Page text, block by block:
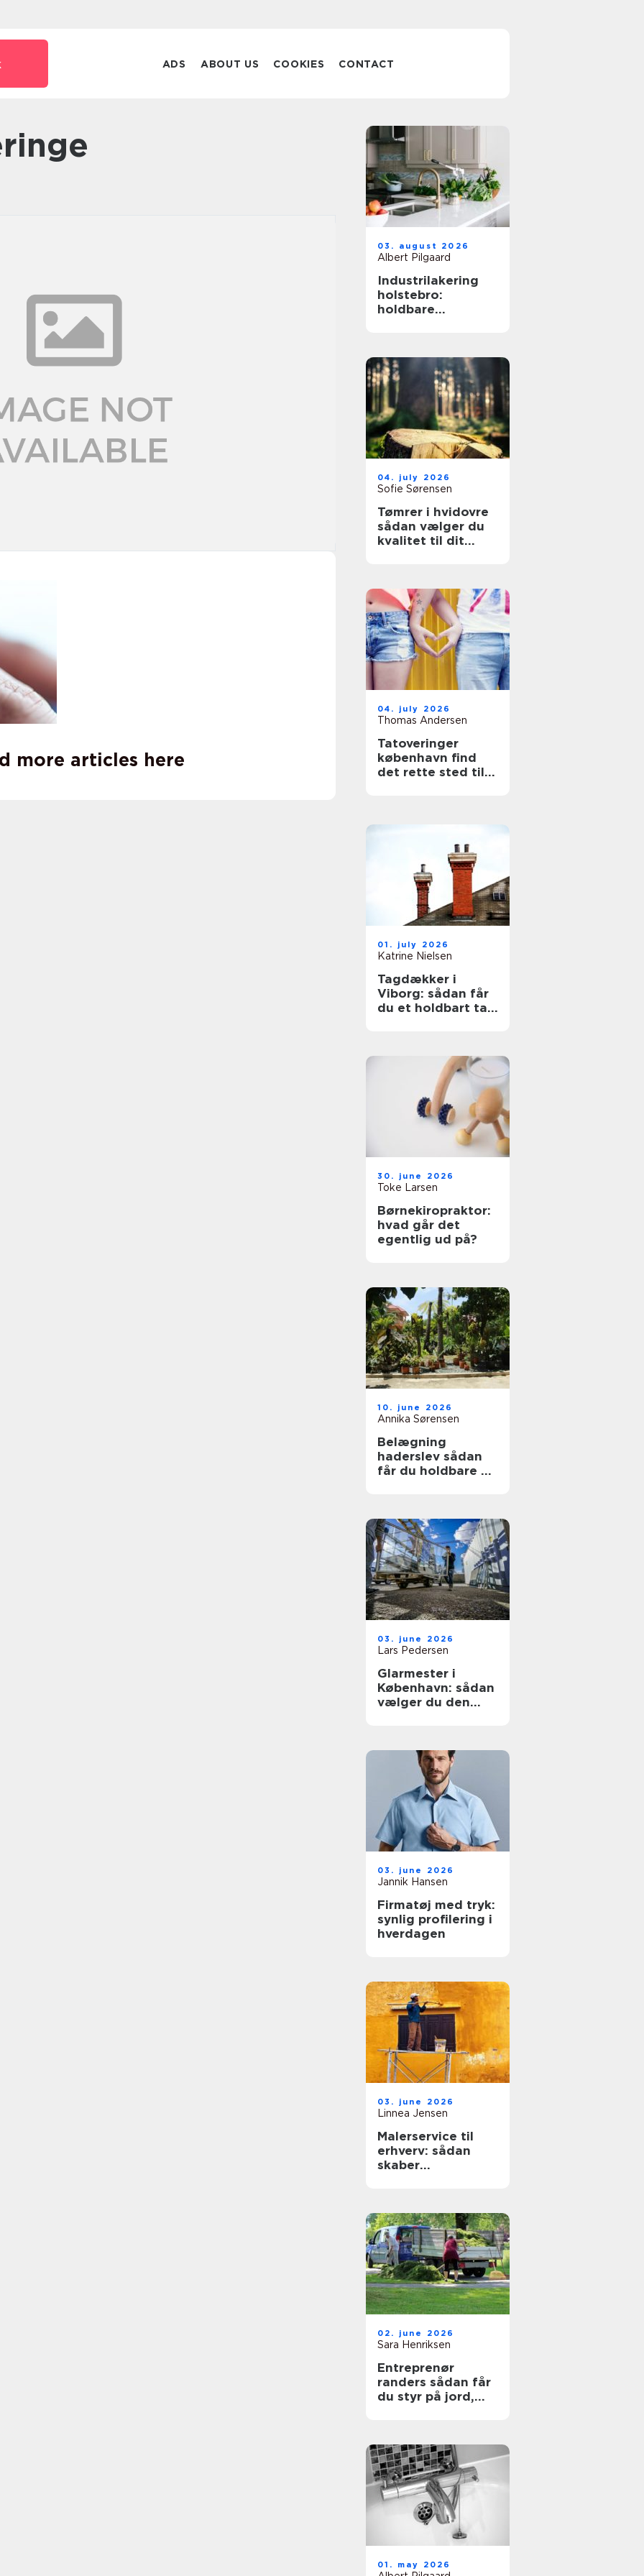
ADS ABOUT US COOKIES CONTACT
more articles here
03. august 2026
Albert Pilgaard
Industrilakering
holstebro:
holdbare
04. july 2026
Sofie Sørensen
Tømrer i hvidovre
sådan vælger du
kvalitet til dit
04. july 2026
Thomas Andersen
Tatoveringer
københavn find
det rette sted til
01. july 2026
Katrine Nielsen
Tagdækker i
Viborg: sådan får
du et holdbart tag
30. june 2026
Toke Larsen
Børnekiropraktor:
hvad går det
egentlig ud på?
10. june 2026
Annika Sørensen
Belægning
haderslev sådan
får du holdbare og
03. june 2026
Lars Pedersen
Glarmester i
København: sådan
vælger du den
03. june 2026
Jannik Hansen
Firmatøj med tryk:
synlig profilering i
hverdagen
03. june 2026
Linnea Jensen
Malerservice til
erhverv: sådan
skaber
02. june 2026
Sara Henriksen
Entreprenør
randers sådan får
du styr på jord,
01. may 2026